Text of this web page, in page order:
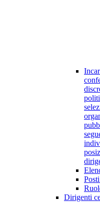
Dirigenti